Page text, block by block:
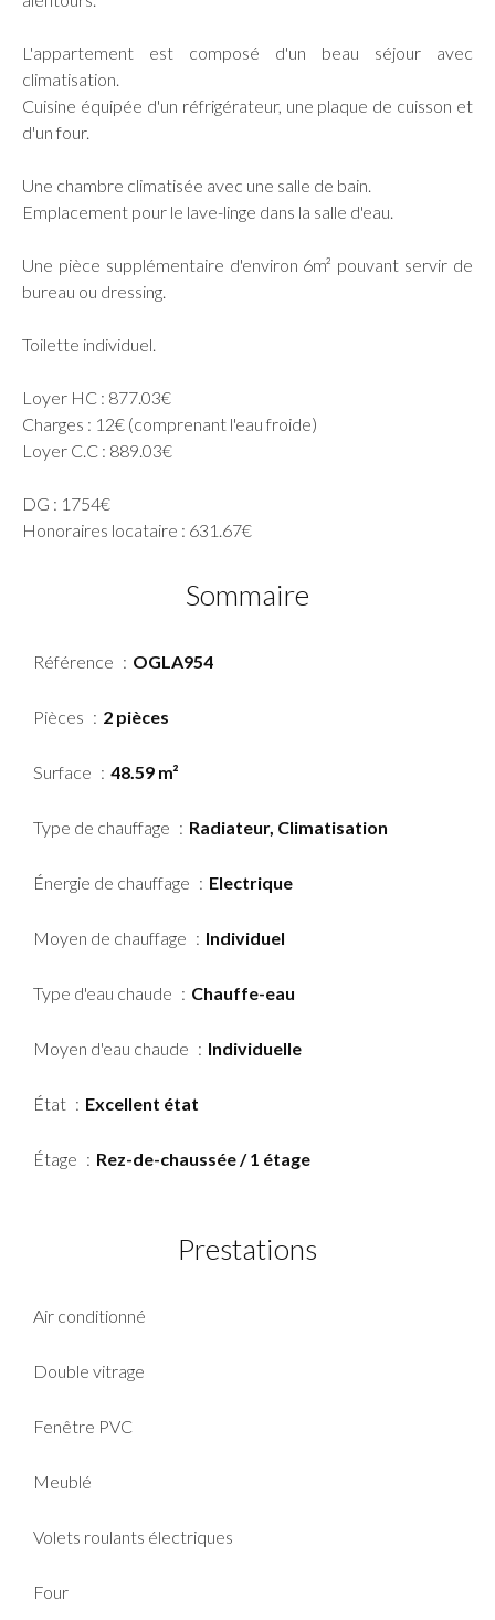
L'appartement est composé d'un beau séjour avec
climatisation.
Cuisine équipée d'un réfrigérateur, une plaque de cuisson et
d'un four.
Une chambre climatisée avec une salle de bain.
Emplacement pour le lave-linge dans la salle d'eau.
Une pièce supplémentaire d'environ 6m² pouvant servir de
bureau ou dressing.
Toilette individuel.
Loyer HC : 877.03€
Charges : 12€ (comprenant l'eau froide)
Loyer C.C : 889.03€
DG : 1754€
Honoraires locataire : 631.67€
Sommaire
Référence OGLA954
Pièces 2 pièces
Surface 48.59 m²
Type de chauffage Radiateur, Climatisation
Énergie de chauffage Electrique
Moyen de chauffage Individuel
Type d'eau chaude Chauffe-eau
Moyen d'eau chaude Individuelle
État Excellent état
Étage Rez-de-chaussée / 1 étage
Prestations
Air conditionné
Double vitrage
Fenêtre PVC
Meublé
Volets roulants électriques
Four